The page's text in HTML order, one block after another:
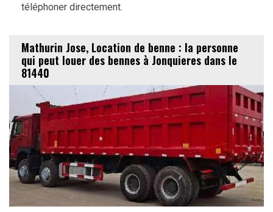
téléphoner directement.
Mathurin Jose, Location de benne : la personne
qui peut louer des bennes à Jonquieres dans le
81440